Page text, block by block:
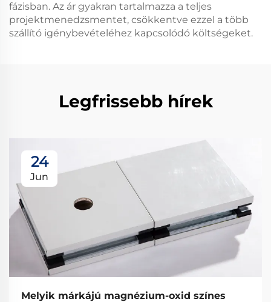
fázisban. Az ár gyakran tartalmazza a teljes
projektmenedzsmentet, csökkentve ezzel a több
szállító igénybevételéhez kapcsolódó költségeket.
Legfrissebb hírek
24
Jun
Melyik márkájú magnézium-oxid színes